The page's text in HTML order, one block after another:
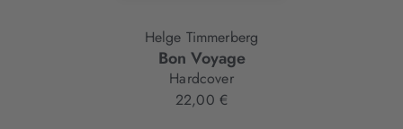
Helge Timmerberg
Bon Voyage
Hardcover
22,00 €